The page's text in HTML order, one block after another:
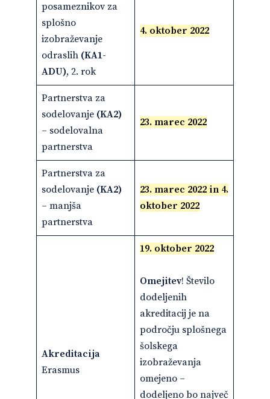
posameznikov za
splošno
izobraževanje
odraslih (KA1-
ADU), 2. rok
4. oktober 2022
Partnerstva za
sodelovanje (KA2)
– sodelovalna
partnerstva
23. marec 2022
Partnerstva za
sodelovanje (KA2)
– manjša
partnerstva
23. marec 2022 in 4.
oktober 2022
Akreditacija
Erasmus
19. oktober 2022
Omejitev! Število
dodeljenih
akreditacij je na
področju splošnega
šolskega
izobraževanja
omejeno –
dodeljeno bo največ